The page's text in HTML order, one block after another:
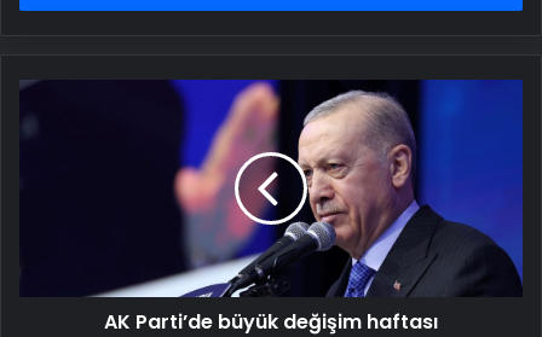
AK
Parti’de
büyük
AK Parti’de büyük değişim haftası